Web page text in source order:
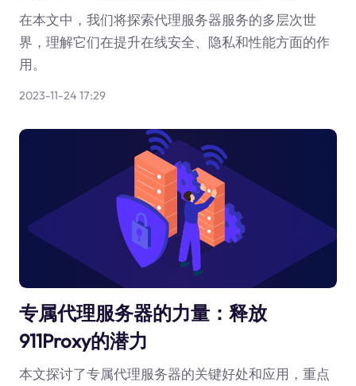
在本文中，我们将探索代理服务器服务的多层次世
界，理解它们在提升在线安全、隐私和性能方面的作
用。
2023-11-24 17:29
专属代理服务器的力量：释放
911Proxy的潜力
本文探讨了专属代理服务器的关键好处和应用，重点